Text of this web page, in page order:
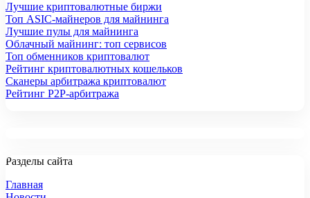
Лучшие криптовалютные биржи
Топ ASIC-майнеров для майнинга
Лучшие пулы для майнинга
Облачный майнинг: топ сервисов
Топ обменников криптовалют
Рейтинг криптовалютных кошельков
Сканеры арбитража криптовалют
Рейтинг P2P-арбитража
Разделы сайта
Главная